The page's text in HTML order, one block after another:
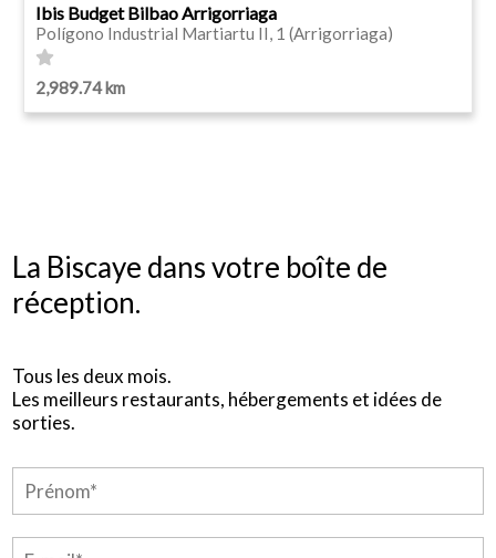
Ibis Budget Bilbao Arrigorriaga
Polígono Industrial Martiartu II, 1 (Arrigorriaga)
2,989.74 km
La Biscaye dans votre boîte de
réception.
Tous les deux mois.
Les meilleurs restaurants, hébergements et idées de
sorties.